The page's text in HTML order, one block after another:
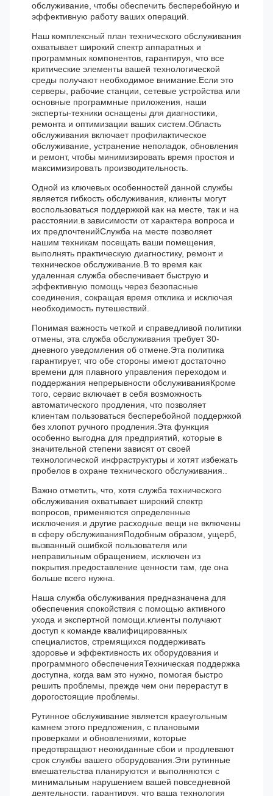
обслуживание, чтобы обеспечить бесперебойную и
эффективную работу ваших операций.
Наш комплексный план технического обслуживания
охватывает широкий спектр аппаратных и
программных компонентов, гарантируя, что все
критические элементы вашей технологической
среды получают необходимое внимание.Если это
серверы, рабочие станции, сетевые устройства или
основные программные приложения, наши
эксперты-техники оснащены для диагностики,
ремонта и оптимизации ваших систем.Область
обслуживания включает профилактическое
обслуживание, устранение неполадок, обновления
и ремонт, чтобы минимизировать время простоя и
максимизировать производительность.
Одной из ключевых особенностей данной службы
является гибкость обслуживания, клиенты могут
воспользоваться поддержкой как на месте, так и на
расстоянии.в зависимости от характера вопроса и
их предпочтенийСлужба на месте позволяет
нашим техникам посещать ваши помещения,
выполнять практическую диагностику, ремонт и
техническое обслуживание.В то время как
удаленная служба обеспечивает быструю и
эффективную помощь через безопасные
соединения, сокращая время отклика и исключая
необходимость путешествий.
Понимая важность четкой и справедливой политики
отмены, эта служба обслуживания требует 30-
дневного уведомления об отмене.Эта политика
гарантирует, что обе стороны имеют достаточно
времени для плавного управления переходом и
поддержания непрерывности обслуживанияКроме
того, сервис включает в себя возможность
автоматического продления, что позволяет
клиентам пользоваться бесперебойной поддержкой
без хлопот ручного продления.Эта функция
особенно выгодна для предприятий, которые в
значительной степени зависят от своей
технологической инфраструктуры и хотят избежать
пробелов в охране технического обслуживания..
Важно отметить, что, хотя служба технического
обслуживания охватывает широкий спектр
вопросов, применяются определенные
исключения.и другие расходные вещи не включены
в сферу обслуживанияПодобным образом, ущерб,
вызванный ошибкой пользователя или
неправильным обращением, исключен из
покрытия.предоставление ценности там, где она
больше всего нужна.
Наша служба обслуживания предназначена для
обеспечения спокойствия с помощью активного
ухода и экспертной помощи.клиенты получают
доступ к команде квалифицированных
специалистов, стремящихся поддерживать
здоровье и эффективность их оборудования и
программного обеспеченияТехническая поддержка
доступна, когда вам это нужно, помогая быстро
решить проблемы, прежде чем они перерастут в
дорогостоящие проблемы.
Рутинное обслуживание является краеугольным
камнем этого предложения, с плановыми
проверками и обновлениями, которые
предотвращают неожиданные сбои и продлевают
срок службы вашего оборудования.Эти рутинные
вмешательства планируются и выполняются с
минимальным нарушением вашей повседневной
деятельности, гарантируя, что ваша технология